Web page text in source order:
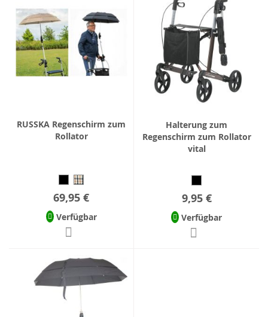
RUSSKA Regenschirm zum
Rollator
69,95 €
Verfügbar
Halterung zum
Regenschirm zum Rollator
vital
9,95 €
Verfügbar